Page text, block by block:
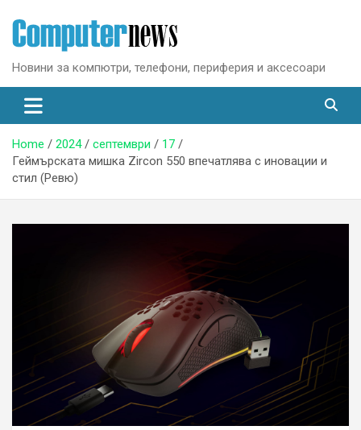
content
Новини за компютри, телефони, периферия и аксесоари
Home 2024 септември
17
Геймърската мишка Zircon 550 впечатлява с иновации и
стил (Ревю)